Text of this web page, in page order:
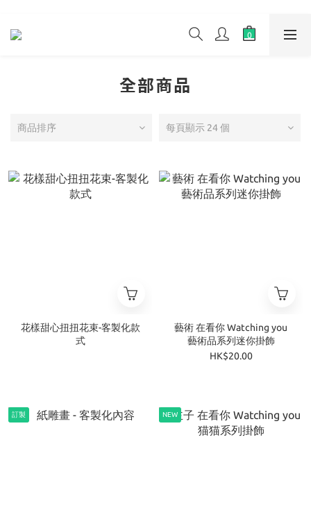
全部商品
商品排序 每頁顯示 24 個
花樣甜心扭扭花束-客製化款
式
藝術 在看你 Watching you
藝術品系列迷你掛飾
HK$20.00
訂製 NEW